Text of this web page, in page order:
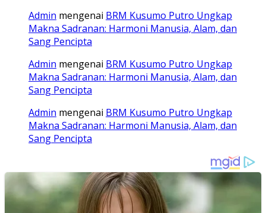
Admin mengenai BRM Kusumo Putro Ungkap
Makna Sadranan: Harmoni Manusia, Alam, dan
Sang Pencipta
Admin mengenai BRM Kusumo Putro Ungkap
Makna Sadranan: Harmoni Manusia, Alam, dan
Sang Pencipta
Admin mengenai BRM Kusumo Putro Ungkap
Makna Sadranan: Harmoni Manusia, Alam, dan
Sang Pencipta